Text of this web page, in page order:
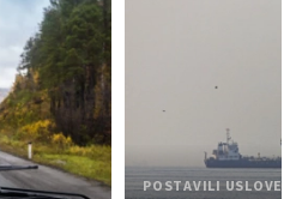
POSTAVILI USLOVE